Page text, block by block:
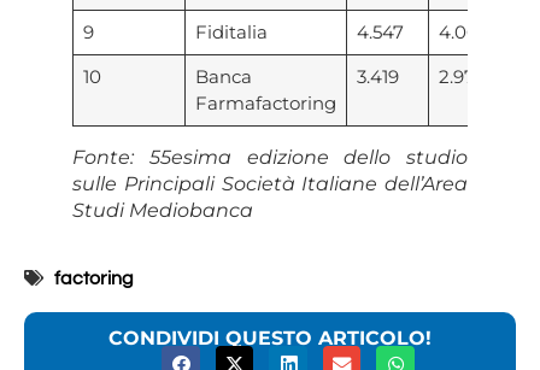
9
Fiditalia 4.547 4.060
10
Banca
Farmafactoring
3.419 2.972
Fonte: 55esima edizione dello studio
sulle Principali Società Italiane dell’Area
Studi Mediobanca
factoring
CONDIVIDI QUESTO ARTICOLO!